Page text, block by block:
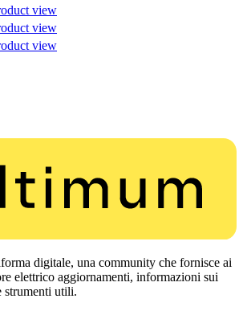
view
view
view
digitale, una community che fornisce ai
elettrico aggiornamenti, informazioni sui
strumenti utili.